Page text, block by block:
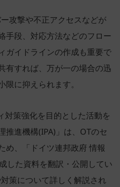
攻撃や不正アクセスなどが
手段、対応方法などのフロー
ガイドラインの作成も重要で
有すれば、万が一の場合の迅
に抑えられます。
対策強化を目的とした活動を
推進機構(IPA)」は、OTのセ
め、「ドイツ連邦政府 情報
した資料を翻訳・公開してい
策について詳しく解説され